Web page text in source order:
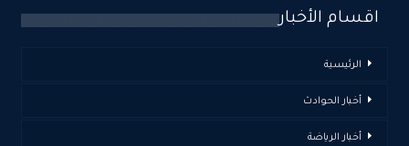
اقسام الأخبار
الرئيسية
أخبار الحوادث
أخبار الرياضة